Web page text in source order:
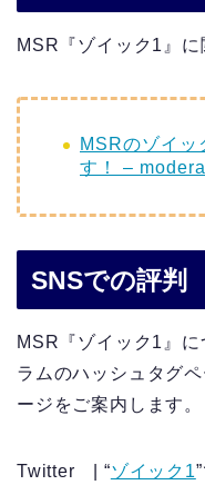
MSR『ゾイック1』に
MSRのゾイッ
す！ –
SNSでの評判
MSR『ゾイック1』
ラムのハッシュタグ
ージをご案内します。
Twitter | “ゾイック1